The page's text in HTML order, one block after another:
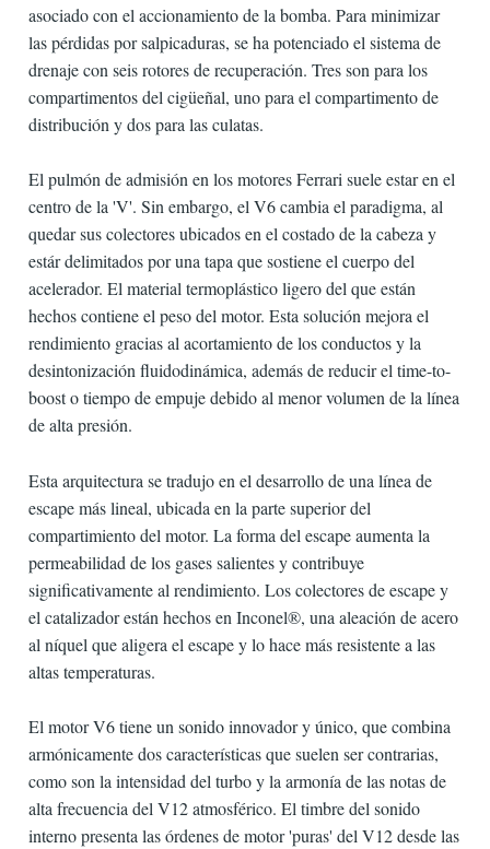
asociado con el accionamiento de la bomba. Para minimizar
las pérdidas por salpicaduras, se ha potenciado el sistema de
drenaje con seis rotores de recuperación. Tres son para los
compartimentos del cigüeñal, uno para el compartimento de
distribución y dos para las culatas.
El pulmón de admisión en los motores Ferrari suele estar en el
centro de la 'V'. Sin embargo, el V6 cambia el paradigma, al
quedar sus colectores ubicados en el costado de la cabeza y
estár delimitados por una tapa que sostiene el cuerpo del
acelerador. El material termoplástico ligero del que están
hechos contiene el peso del motor. Esta solución mejora el
rendimiento gracias al acortamiento de los conductos y la
desintonización fluidodinámica, además de reducir el time-to-
boost o tiempo de empuje debido al menor volumen de la línea
de alta presión.
Esta arquitectura se tradujo en el desarrollo de una línea de
escape más lineal, ubicada en la parte superior del
compartimiento del motor. La forma del escape aumenta la
permeabilidad de los gases salientes y contribuye
significativamente al rendimiento. Los colectores de escape y
el catalizador están hechos en Inconel®, una aleación de acero
al níquel que aligera el escape y lo hace más resistente a las
altas temperaturas.
El motor V6 tiene un sonido innovador y único, que combina
armónicamente dos características que suelen ser contrarias,
como son la intensidad del turbo y la armonía de las notas de
alta frecuencia del V12 atmosférico. El timbre del sonido
interno presenta las órdenes de motor 'puras' del V12 desde las